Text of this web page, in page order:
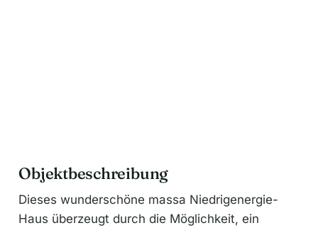
Objektbeschreibung
Dieses wunderschöne massa Niedrigenergie-
Haus überzeugt durch die Möglichkeit, ein